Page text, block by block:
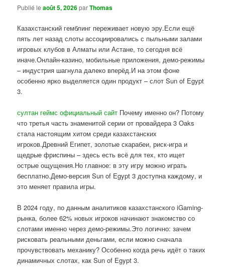
Publié leaoût 5, 2026parThomas
Казахстанский гемблинг переживает новую эру.Если ещё
пять лет назад слоты ассоциировались с пыльными залами
игровых клубов в Алматы или Астане, то сегодня всё
иначе.Онлайн-казино, мобильные приложения, демо-режимы
– индустрия шагнула далеко вперёд.И на этом фоне
особенно ярко выделяется один продукт – слот Sun of Egypt
3.
султан геймс официальный сайт Почему именно он? Потому
что третья часть знаменитой серии от провайдера 3 Oaks
стала настоящим хитом среди казахстанских
игроков.Древний Египет, золотые скарабеи, риск-игра и
щедрые фриспины – здесь есть всё для тех, кто ищет
острые ощущения.Но главное: в эту игру можно играть
бесплатно.Демо-версия Sun of Egypt 3 доступна каждому, и
это меняет правила игры.
В 2024 году, по данным аналитиков казахстанского iGaming-
рынка, более 62% новых игроков начинают знакомство со
слотами именно через демо-режимы.Это логично: зачем
рисковать реальными деньгами, если можно сначала
прочувствовать механику? Особенно когда речь идёт о таких
динамичных слотах, как Sun of Egypt 3.